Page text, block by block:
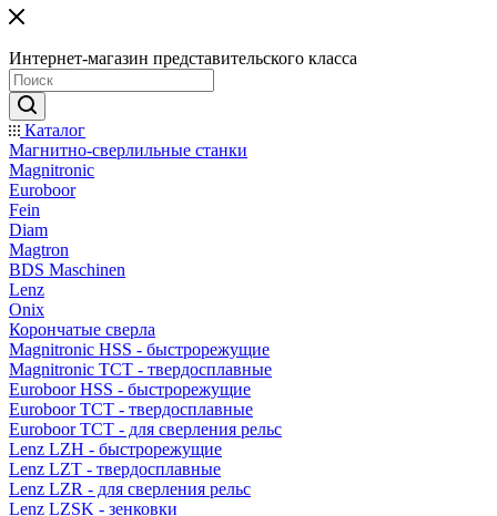
Интернет-магазин представительского класса
Каталог
Магнитно-сверлильные станки
Magnitronic
Euroboor
Fein
Diam
Magtron
BDS Maschinen
Lenz
Onix
Корончатые сверла
Magnitronic HSS - быстрорежущие
Magnitronic TCT - твердосплавные
Euroboor HSS - быстрорежущие
Euroboor TCT - твердосплавные
Euroboor TCT - для сверления рельс
Lenz LZH - быстрорежущие
Lenz LZT - твердосплавные
Lenz LZR - для сверления рельс
Lenz LZSK - зенковки